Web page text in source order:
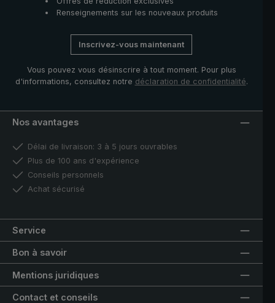
Renseignements sur les nouveaux produits
Inscrivez-vous maintenant
Vous pouvez vous désinscrire à tout moment. Pour plus
d'informations, consultez notre déclaration de confidentialité.
Nos avantages
Délai de livraison: 3 à 5 jours ouvrables
Plus de 100 ans d'expérience
Conseils personnels
Achat sécurisé
Service
Bon à savoir
Mentions juridiques
Contact et conseils